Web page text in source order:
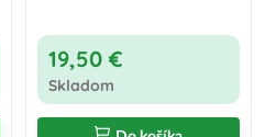
19,50 €
Skladom